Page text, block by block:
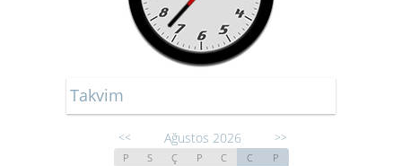
Takvim
<< Ağustos 2026 >>
P S Ç P C C P